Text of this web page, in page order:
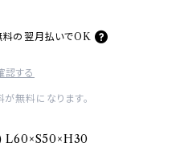
の 翌月払いでOK
認する
無料になります。
L60×S50×H30